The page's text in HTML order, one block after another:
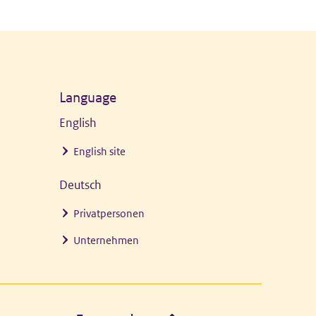
Language
English
English site
Deutsch
Privatpersonen
Unternehmen